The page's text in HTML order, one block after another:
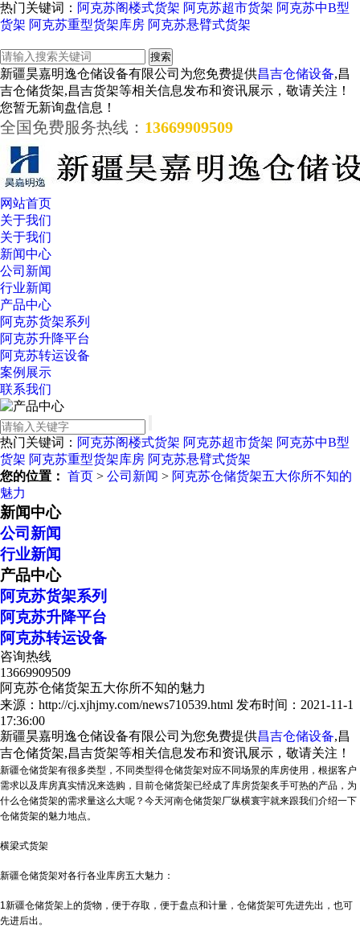
热门关键词： 阿克苏阁楼式货架 阿克苏超市货架 阿克苏中B型
货架 阿克苏重型货架库房 阿克苏悬臂式货架
新疆昊嘉明逸仓储设备有限公司为您免费提供昌吉仓储设备,昌
吉仓储货架,昌吉货架等相关信息发布和资讯展示，敬请关注！
您暂无新询盘信息！
全国免费服务热线： 13669909509
网站首页
关于我们
关于我们
新闻中心
公司新闻
行业新闻
产品中心
阿克苏货架系列
阿克苏升降平台
阿克苏转运设备
案例展示
联系我们
热门关键词： 阿克苏阁楼式货架 阿克苏超市货架 阿克苏中B型
货架 阿克苏重型货架库房 阿克苏悬臂式货架
您的位置： 首页 > 公司新闻 > 阿克苏仓储货架五大你所不知的
魅力
新闻中心
公司新闻
行业新闻
产品中心
阿克苏货架系列
阿克苏升降平台
阿克苏转运设备
咨询热线
13669909509
阿克苏仓储货架五大你所不知的魅力
来源：http://cj.xjhjmy.com/news710539.html 发布时间：2021-11-1
17:36:00
新疆昊嘉明逸仓储设备有限公司为您免费提供昌吉仓储设备,昌
吉仓储货架,昌吉货架等相关信息发布和资讯展示，敬请关注！
新疆仓储货架有很多类型，不同类型得仓储货架对应不同场景的库房使用，根据客户
需求以及库房真实情况来选购，目前仓储货架已经成了库房货架炙手可热的产品，为
什么仓储货架的需求量这么大呢？今天河南仓储货架厂纵横寰宇就来跟我们介绍一下
仓储货架的魅力地点。
横梁式货架
新疆仓储货架对各行各业库房五大魅力：
1新疆仓储货架上的货物，便于存取，便于盘点和计量，仓储货架可先进先出，也可
先进后出。